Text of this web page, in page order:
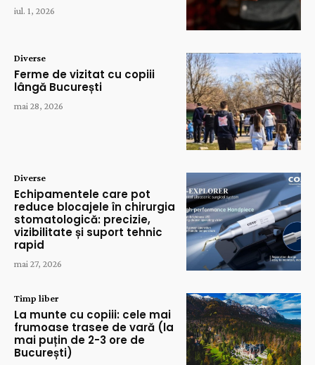
iul. 1, 2026
Diverse
Ferme de vizitat cu copiii
lângă București
mai 28, 2026
Diverse
Echipamentele care pot
reduce blocajele în chirurgia
stomatologică: precizie,
vizibilitate și suport tehnic
rapid
mai 27, 2026
Timp liber
La munte cu copiii: cele mai
frumoase trasee de vară (la
mai puțin de 2-3 ore de
București)